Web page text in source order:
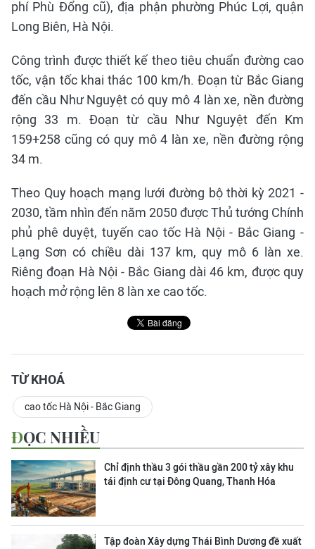
phí Phù Đổng cũ), địa phận phường Phúc Lợi, quận
Long Biên, Hà Nội.
Công trình được thiết kế theo tiêu chuẩn đường cao
tốc, vận tốc khai thác 100 km/h. Đoạn từ Bắc Giang
đến cầu Như Nguyệt có quy mô 4 làn xe, nền đường
rộng 33 m. Đoạn từ cầu Như Nguyệt đến Km
159+258 cũng có quy mô 4 làn xe, nền đường rộng
34 m.
Theo Quy hoạch mạng lưới đường bộ thời kỳ 2021 -
2030, tầm nhìn đến năm 2050 được Thủ tướng Chính
phủ phê duyệt, tuyến cao tốc Hà Nội - Bắc Giang -
Lạng Sơn có chiều dài 137 km, quy mô 6 làn xe.
Riêng đoạn Hà Nội - Bắc Giang dài 46 km, được quy
hoạch mở rộng lên 8 làn xe cao tốc.
TỪ KHOÁ
cao tốc Hà Nội - Bắc Giang
ĐỌC NHIỀU
Chỉ định thầu 3 gói thầu gần 200 tỷ xây khu
tái định cư tại Đông Quang, Thanh Hóa
Tập đoàn Xây dựng Thái Bình Dương đề xuất